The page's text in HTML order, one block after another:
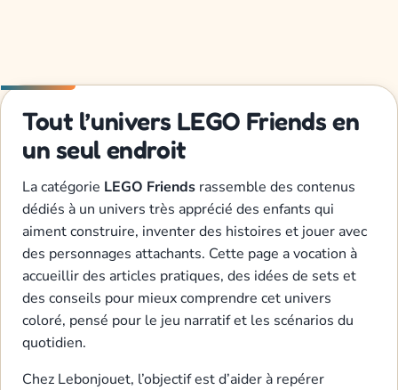
Tout l’univers LEGO Friends en
un seul endroit
La catégorie LEGO Friends rassemble des contenus
dédiés à un univers très apprécié des enfants qui
aiment construire, inventer des histoires et jouer avec
des personnages attachants. Cette page a vocation à
accueillir des articles pratiques, des idées de sets et
des conseils pour mieux comprendre cet univers
coloré, pensé pour le jeu narratif et les scénarios du
quotidien.
Chez Lebonjouet, l’objectif est d’aider à repérer